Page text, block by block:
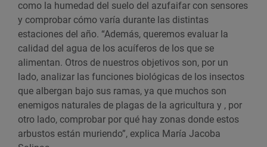
como la humedad del suelo del azufaifar con sensores
y comprobar cómo varía durante las distintas
estaciones del año. “Además, queremos evaluar la
calidad del agua de los acuíferos de los que se
alimentan. Otros de nuestros objetivos son, por un
lado, analizar las funciones biológicas de los insectos
que albergan bajo sus ramas, ya que muchos son
enemigos naturales de plagas de la agricultura y , por
otro lado, comprobar por qué hay zonas donde estos
arbustos están muriendo”, explica María Jacoba